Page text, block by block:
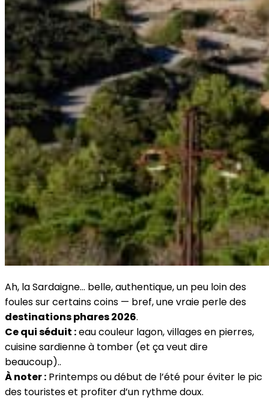
Ah, la Sardaigne… belle, authentique, un peu loin des
foules sur certains coins — bref, une vraie perle des
destinations phares 2026.
Ce qui séduit :eau couleur lagon, villages en pierres,
cuisine sardienne à tomber (et ça veut dire
beaucoup)..
À noter : Printemps ou début de l’été pour éviter le pic
des touristes et profiter d’un rythme doux.